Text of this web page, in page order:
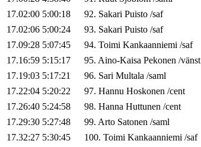
17.02:00 5:00:18 92. Sakari Puisto /saf
17.02:06 5:00:24 93. Sakari Puisto /saf
17.09:28 5:07:45 94. Toimi Kankaanniemi /saf
17.16:59 5:15:17 95. Aino-Kaisa Pekonen /vänst
17.19:03 5:17:21 96. Sari Multala /saml
17.22:04 5:20:22 97. Hannu Hoskonen /cent
17.26:40 5:24:58 98. Hanna Huttunen /cent
17.29:30 5:27:48 99. Arto Satonen /saml
17.32:27 5:30:45 100. Toimi Kankaanniemi /saf